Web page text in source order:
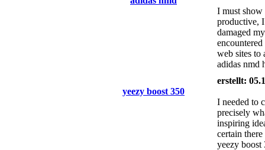
I must show
productive,
damaged
web sites to
adidas nmd
yeezy boost 350
erstellt:
I needed to
precisely
inspiring
certain
yeezy boost